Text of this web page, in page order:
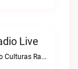
Live
Sonando Las 24 horas!Mezclando Culturas Radio live